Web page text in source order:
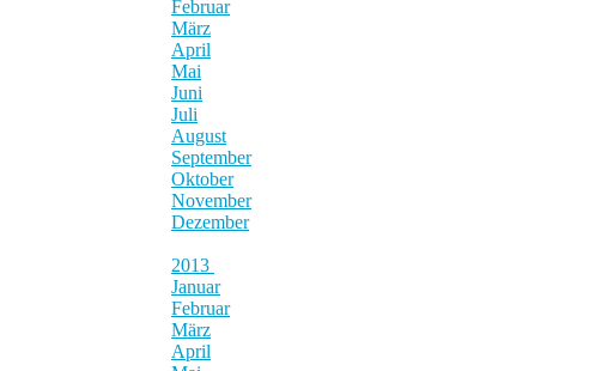
Februar
März
April
Mai
Juni
Juli
August
September
Oktober
November
Dezember
2013
Januar
Februar
März
April